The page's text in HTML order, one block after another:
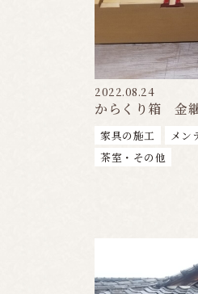
2022.08.24
からくり箱 金
家具の施工 メン
茶室・その他